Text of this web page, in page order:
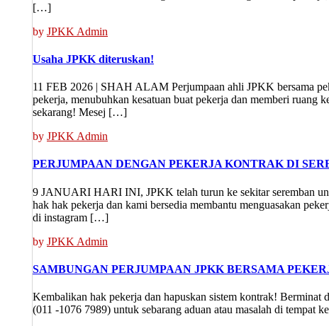
[…]
by JPKK Admin
Usaha JPKK diteruskan!
11 FEB 2026 | SHAH ALAM Perjumpaan ahli JPKK bersama
pekerja, menubuhkan kesatuan buat pekerja dan memberi ruang
sekarang! Mesej […]
by JPKK Admin
PERJUMPAAN DENGAN PEKERJA KONTRAK DI
9 JANUARI HARI INI, JPKK telah turun ke sekitar seremban
hak hak pekerja dan kami bersedia membantu menguasakan
di instagram […]
by JPKK Admin
SAMBUNGAN PERJUMPAAN JPKK BERSAMA
Kembalikan hak pekerja dan hapuskan sistem kontrak!
(011 -1076 7989) untuk sebarang aduan atau masalah di tempat